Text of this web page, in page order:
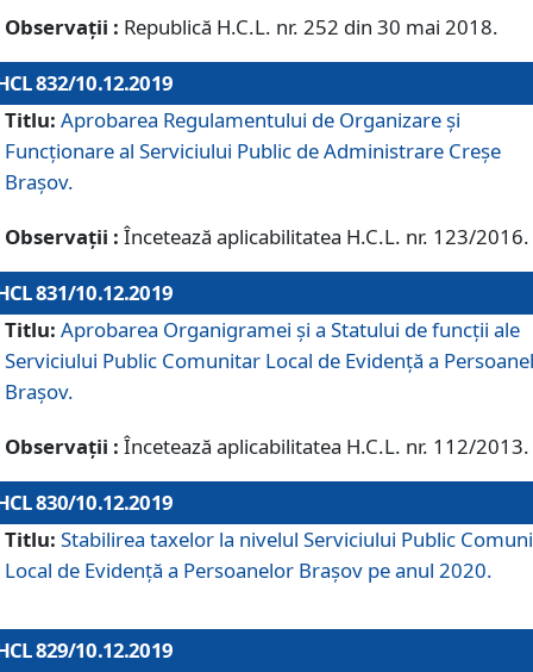
Observații : Republică H.C.L. nr. 252 din 30 mai 2018.
832/10.12.2019
Titlu: Aprobarea Regulamentului de Organizare și
Funcționare al Serviciului Public de Administrare Creșe
Brașov.
Observații : Încetează aplicabilitatea H.C.L. nr. 123/2016.
831/10.12.2019
Titlu: Aprobarea Organigramei și a Statului de funcții ale
Serviciului Public Comunitar Local de Evidență a
Brașov.
Observații : Încetează aplicabilitatea H.C.L. nr. 112/2013.
830/10.12.2019
Titlu: Stabilirea taxelor la nivelul Serviciului Public
Local de Evidenţă a Persoanelor Braşov pe anul 2020.
829/10.12.2019